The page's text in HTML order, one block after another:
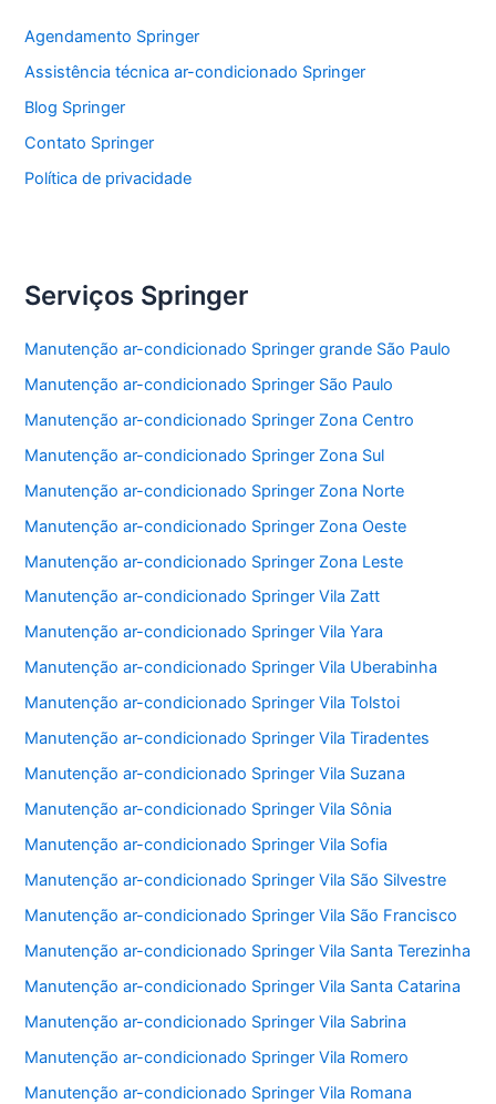
o
o
k
p
p
Agendamento Springer
Assistência técnica ar-condicionado Springer
Blog Springer
Contato Springer
Política de privacidade
Serviços Springer
Manutenção ar-condicionado Springer grande São Paulo
Manutenção ar-condicionado Springer São Paulo
Manutenção ar-condicionado Springer Zona Centro
Manutenção ar-condicionado Springer Zona Sul
Manutenção ar-condicionado Springer Zona Norte
Manutenção ar-condicionado Springer Zona Oeste
Manutenção ar-condicionado Springer Zona Leste
Manutenção ar-condicionado Springer Vila Zatt
Manutenção ar-condicionado Springer Vila Yara
Manutenção ar-condicionado Springer Vila Uberabinha
Manutenção ar-condicionado Springer Vila Tolstoi
Manutenção ar-condicionado Springer Vila Tiradentes
Manutenção ar-condicionado Springer Vila Suzana
Manutenção ar-condicionado Springer Vila Sônia
Manutenção ar-condicionado Springer Vila Sofia
Manutenção ar-condicionado Springer Vila São Silvestre
Manutenção ar-condicionado Springer Vila São Francisco
Manutenção ar-condicionado Springer Vila Santa Terezinha
Manutenção ar-condicionado Springer Vila Santa Catarina
Manutenção ar-condicionado Springer Vila Sabrina
Manutenção ar-condicionado Springer Vila Romero
Manutenção ar-condicionado Springer Vila Romana